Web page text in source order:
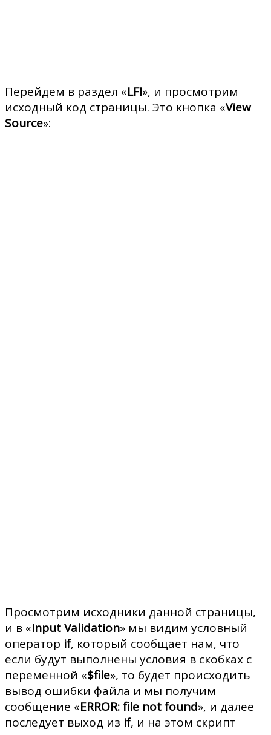
Перейдем в раздел «LFI», и просмотрим
исходный код страницы. Это кнопка «View
Source»:
Просмотрим исходники данной страницы,
и в «Input Validation» мы видим условный
оператор if, который сообщает нам, что
если будут выполнены условия в скобках с
переменной «$file», то будет происходить
вывод ошибки файла и мы получим
сообщение «ERROR: file not found», и далее
последует выход из if, и на этом скрипт